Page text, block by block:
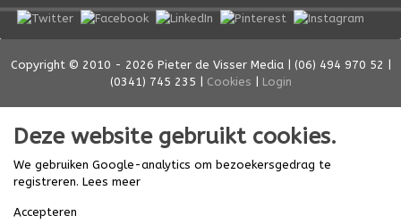
Copyright © 2010 - 2026 Pieter de Visser Media | (06) 494 970 52 |
(0341) 745 235 | Cookies Login
Deze website gebruikt cookies.
We gebruiken Google-analytics om bezoekersgedrag te
registreren. Lees meer
Accepteren